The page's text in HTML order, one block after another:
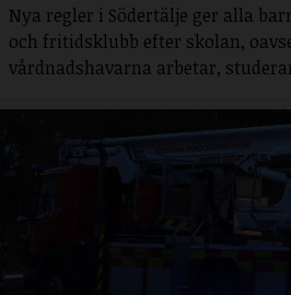
Nya regler i Södertälje ger alla
och fritidsklubb efter skolan,
vårdnadshavarna arbetar,